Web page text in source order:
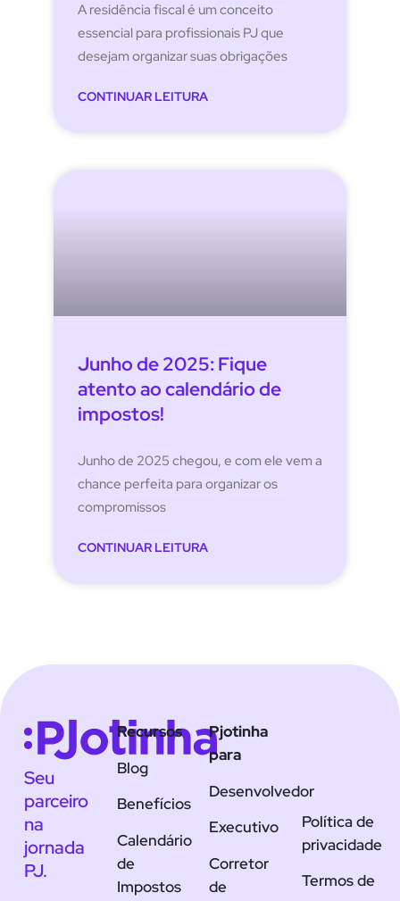
A residência fiscal é um conceito
essencial para profissionais PJ que
desejam organizar suas obrigações
CONTINUAR LEITURA
Junho de 2025: Fique
atento ao calendário de
impostos!
Junho de 2025 chegou, e com ele vem a
chance perfeita para organizar os
compromissos
CONTINUAR LEITURA
Seu
parceiro
na
jornada
PJ.
Recursos
Blog
Benefícios
Calendário
de
Impostos
Pjotinha
para
Desenvolvedor
Executivo
Corretor
de
Política de
privacidade
Termos de